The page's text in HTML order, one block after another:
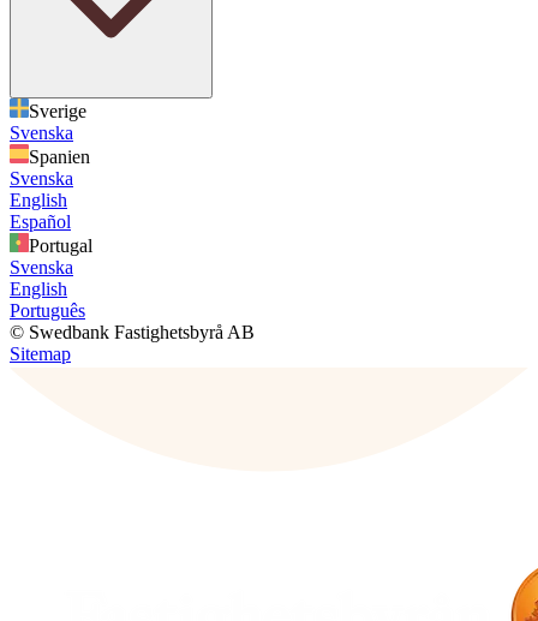
Sverige
Svenska
Spanien
Svenska
English
Español
Portugal
Svenska
English
Português
© Swedbank Fastighetsbyrå AB
Sitemap